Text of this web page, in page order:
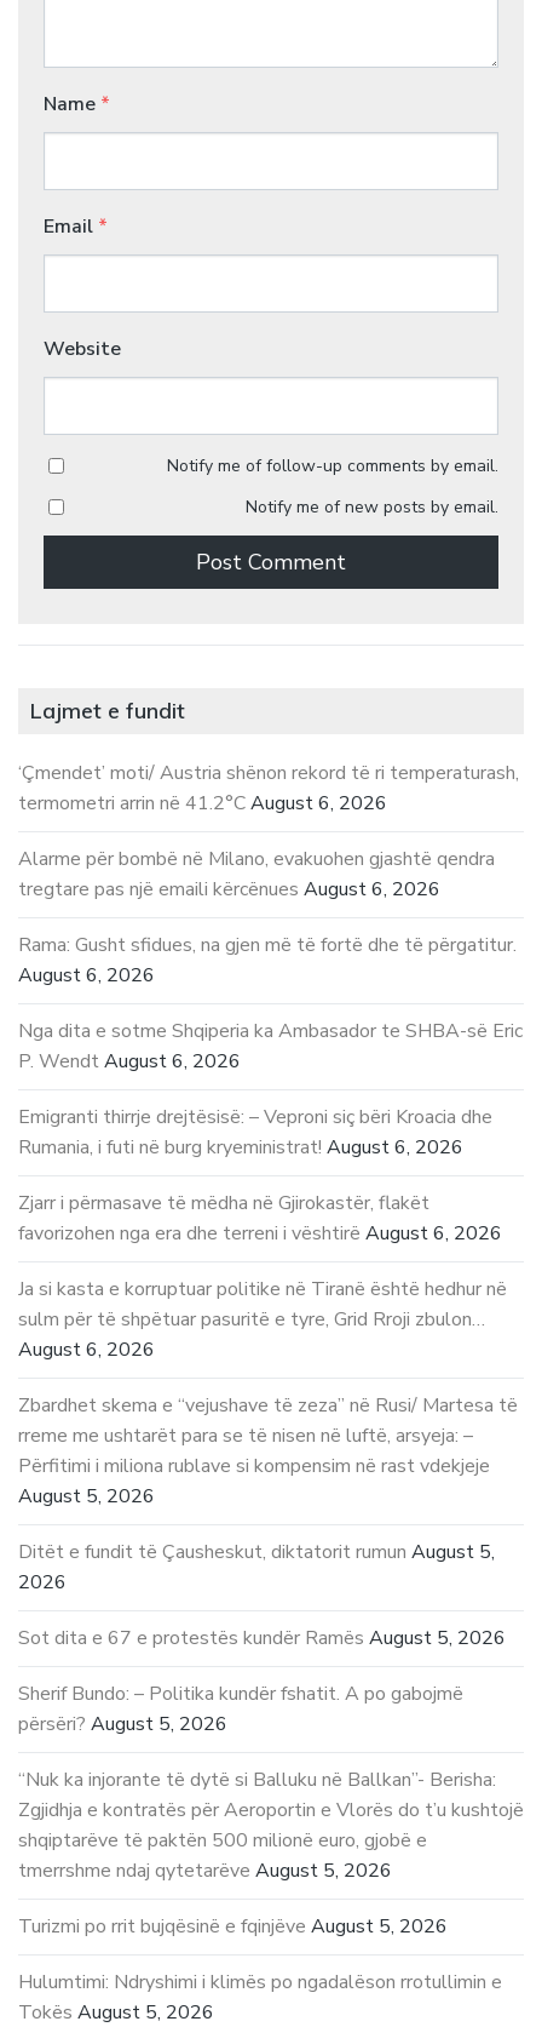
Name *
Email *
Website
Notify me of follow-up comments by email.
Notify me of new posts by email.
Lajmet e fundit
‘Çmendet’ moti/ Austria shënon rekord të ri temperaturash,
termometri arrin në 41.2°CAugust 6, 2026
Alarme për bombë në Milano, evakuohen gjashtë qendra
tregtare pas një emaili kërcënues August 6, 2026
Rama: Gusht sfidues, na gjen më të fortë dhe të përgatitur.
August 6, 2026
Nga dita e sotme Shqiperia ka Ambasador te SHBA-së Eric
P. WendtAugust 6, 2026
Emigranti thirrje drejtësisë: – Veproni siç bëri Kroacia dhe
Rumania, i futi në burg kryeministrat! August 6, 2026
Zjarr i përmasave të mëdha në Gjirokastër, flakët
favorizohen nga era dhe terreni i vështirë August 6, 2026
Ja si kasta e korruptuar politike në Tiranë është hedhur në
sulm për të shpëtuar pasuritë e tyre, Grid Rroji zbulon…
August 6, 2026
Zbardhet skema e “vejushave të zeza” në Rusi/ Martesa të
rreme me ushtarët para se të nisen në luftë, arsyeja: –
Përfitimi i miliona rublave si kompensim në rast vdekjeje
August 5, 2026
Ditët e fundit të Çausheskut, diktatorit rumun August 5,
2026
Sot dita e 67 e protestës kundër Ramës August 5, 2026
Sherif Bundo: – Politika kundër fshatit. A po gabojmë
përsëri? August 5, 2026
“Nuk ka injorante të dytë si Balluku në Ballkan”- Berisha:
Zgjidhja e kontratës për Aeroportin e Vlorës do t’u kushtojë
shqiptarëve të paktën 500 milionë euro, gjobë e
tmerrshme ndaj qytetarëve August 5, 2026
Turizmi po rrit bujqësinë e fqinjëve August 5, 2026
Hulumtimi: Ndryshimi i klimës po ngadalëson rrotullimin e
Tokës August 5, 2026